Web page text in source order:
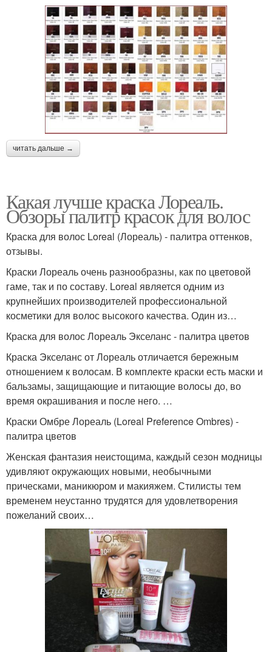
читать дальше →
Какая лучше краска Лореаль.
Обзоры палитр красок для волос
Краска для волос Loreal (Лореаль) - палитра оттенков,
отзывы.
Краски Лореаль очень разнообразны, как по цветовой
гаме, так и по составу. Loreal является одним из
крупнейших производителей профессиональной
косметики для волос высокого качества. Один из…
Краска для волос Лореаль Экселанс - палитра цветов
Краска Экселанс от Лореаль отличается бережным
отношением к волосам. В комплекте краски есть маски и
бальзамы, защищающие и питающие волосы до, во
время окрашивания и после него. …
Краски Омбре Лореаль (Loreal Preference Ombres) -
палитра цветов
Женская фантазия неистощима, каждый сезон модницы
удивляют окружающих новыми, необычными
прическами, маникюром и макияжем. Стилисты тем
временем неустанно трудятся для удовлетворения
пожеланий своих…